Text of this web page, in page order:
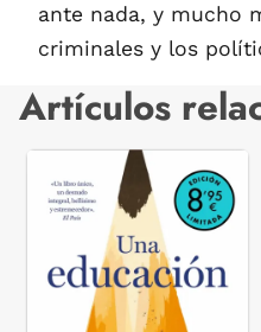
ante nada, y mucho
criminales y los
Artículos